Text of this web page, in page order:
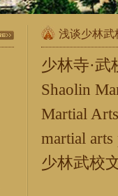
浅谈少林武
少林寺·武
Shaolin
Martial
martial
少林武校